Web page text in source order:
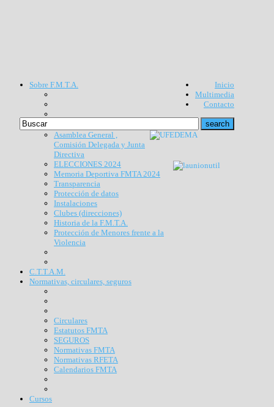
Inicio
Multimedia
Contacto
Sobre F.M.T.A.
Asamblea General ,
Comisión Delegada y Junta
Directiva
ELECCIONES 2024
Memoria Deportiva FMTA 2024
Transparencia
Protección de datos
Instalaciones
Clubes (direcciones)
Historia de la F.M.T.A.
Protección de Menores frente a la
Violencia
C.T.T.A.M.
Normativas, circulares, seguros
Circulares
Estatutos FMTA
SEGUROS
Normativas FMTA
Normativas RFETA
Calendarios FMTA
Cursos